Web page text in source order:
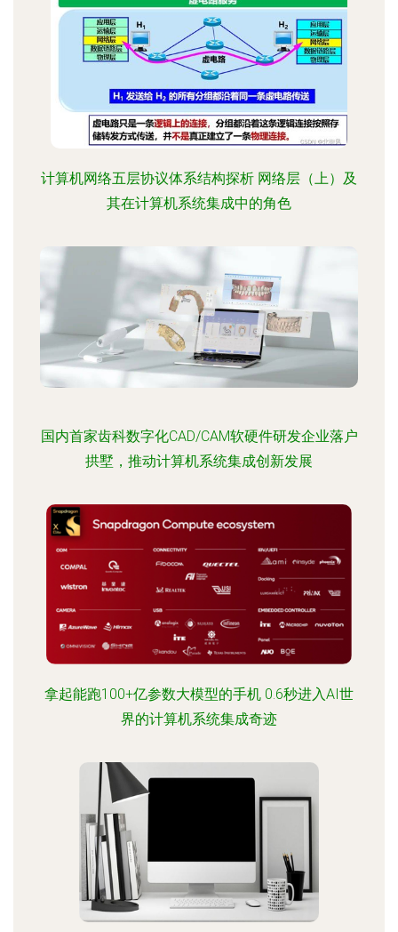
计算机网络五层协议体系结构探析 网络层（上）及
其在计算机系统集成中的角色
国内首家齿科数字化CAD/CAM软硬件研发企业落户
拱墅，推动计算机系统集成创新发展
拿起能跑100+亿参数大模型的手机 0.6秒进入AI世
界的计算机系统集成奇迹